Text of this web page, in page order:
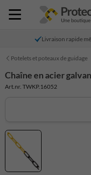
Livraison rapide
Potelets et poteaux de guidage
Chaîne en acier
Art.nr. TWKP.16052